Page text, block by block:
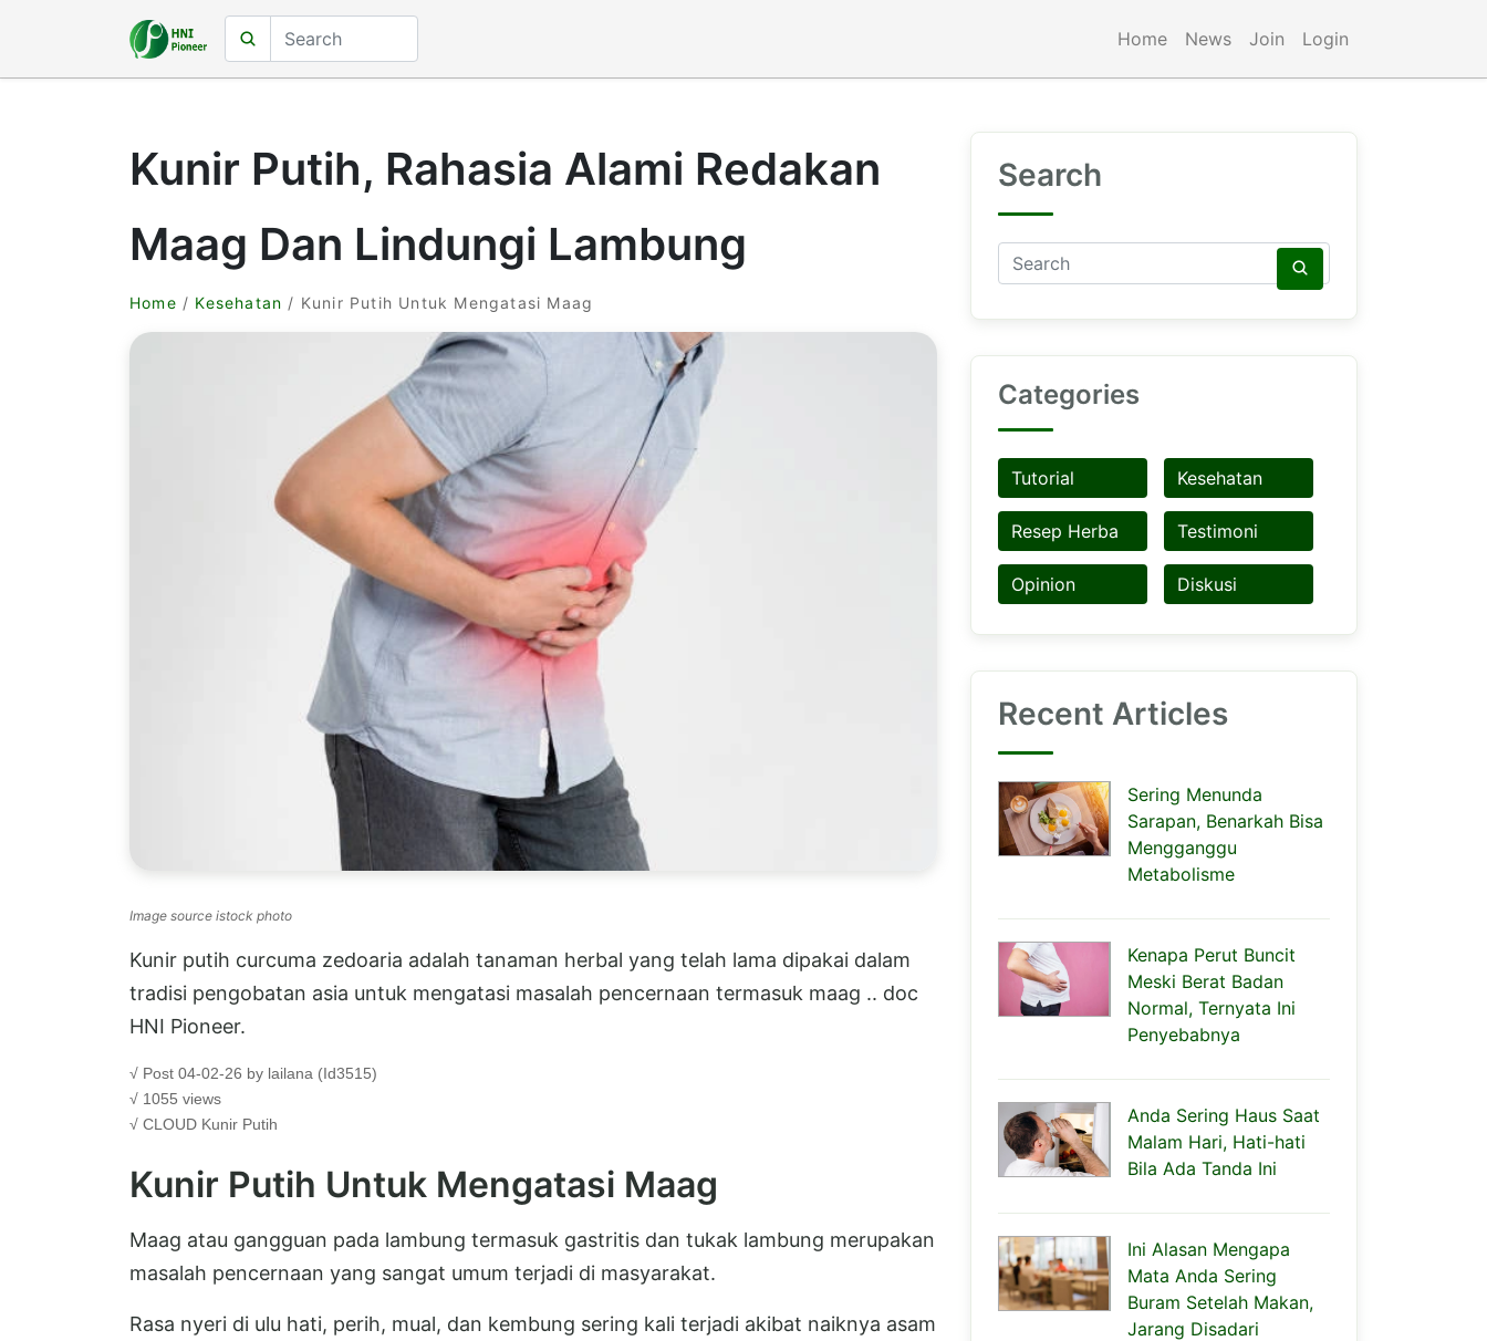
Home News Join Login
Kunir Putih, Rahasia Alami Redakan
Maag Dan Lindungi Lambung
Home / Kesehatan / Kunir Putih Untuk Mengatasi Maag
Image source istock photo
Kunir putih curcuma zedoaria adalah tanaman herbal yang telah lama dipakai dalam
tradisi pengobatan asia untuk mengatasi masalah pencernaan termasuk maag .. doc
HNI Pioneer.
√ Post 04-02-26 by lailana (Id3515)
√ 1055 views
√ CLOUD Kunir Putih
Kunir Putih Untuk Mengatasi Maag
Maag atau gangguan pada lambung termasuk gastritis dan tukak lambung merupakan
masalah pencernaan yang sangat umum terjadi di masyarakat.
Rasa nyeri di ulu hati, perih, mual, dan kembung sering kali terjadi akibat naiknya asam
Search
Categories
Tutorial Kesehatan
Resep Herba Testimoni
Opinion Diskusi
Recent Articles
Sering Menunda
Sarapan, Benarkah Bisa
Mengganggu
Metabolisme
Kenapa Perut Buncit
Meski Berat Badan
Normal, Ternyata Ini
Penyebabnya
Anda Sering Haus Saat
Malam Hari, Hati-hati
Bila Ada Tanda Ini
Ini Alasan Mengapa
Mata Anda Sering
Buram Setelah Makan,
Jarang Disadari